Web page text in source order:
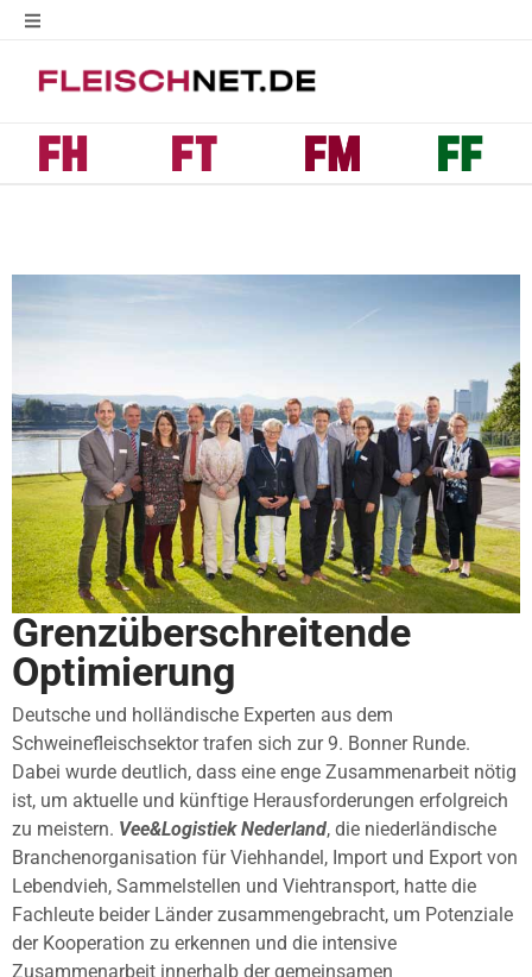
Grenzüberschreitende
Optimierung
Deutsche und holländische Experten aus dem
Schweinefleischsektor trafen sich zur 9. Bonner Runde.
Dabei wurde deutlich, dass eine enge Zusammenarbeit nötig
ist, um aktuelle und künftige Herausforderungen erfolgreich
zu meistern. Vee&Logistiek Nederland, die niederländische
Branchenorganisation für Viehhandel, Import und Export von
Lebendvieh, Sammelstellen und Viehtransport, hatte die
Fachleute beider Länder zusammengebracht, um Potenziale
der Kooperation zu erkennen und die intensive
Zusammenarbeit innerhalb der gemeinsamen